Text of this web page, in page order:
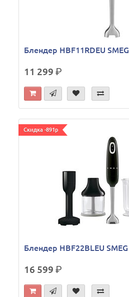
Блендер HBF11RDEU SMEG
11 299р.
Скидка -891р
Блендер HBF22BLEU SMEG
16 599р.